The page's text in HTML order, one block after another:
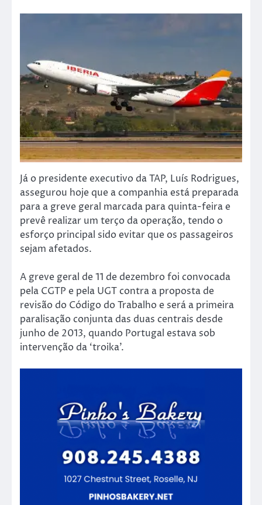
Já o presidente executivo da TAP, Luís Rodrigues,
assegurou hoje que a companhia está preparada
para a greve geral marcada para quinta-feira e
prevê realizar um terço da operação, tendo o
esforço principal sido evitar que os passageiros
sejam afetados.
A greve geral de 11 de dezembro foi convocada
pela CGTP e pela UGT contra a proposta de
revisão do Código do Trabalho e será a primeira
paralisação conjunta das duas centrais desde
junho de 2013, quando Portugal estava sob
intervenção da ‘troika’.